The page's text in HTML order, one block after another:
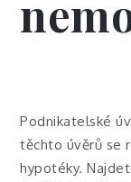
Podnikatelské
těchto úvěrů se
hypotéky.